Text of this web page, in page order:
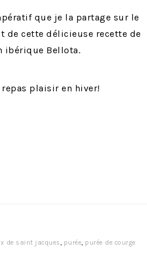
que je la partage sur le
de cette délicieuse recette de
ibérique Bellota.
plaisir en hiver!
de saint jacques, purée, purée de courge